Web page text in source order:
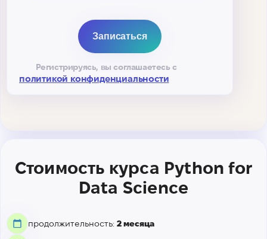
Регистрируясь, вы соглашаетесь с
политикой конфиденциальности
Стоимость курса Python for
Data Science
продолжительность: 2 месяца